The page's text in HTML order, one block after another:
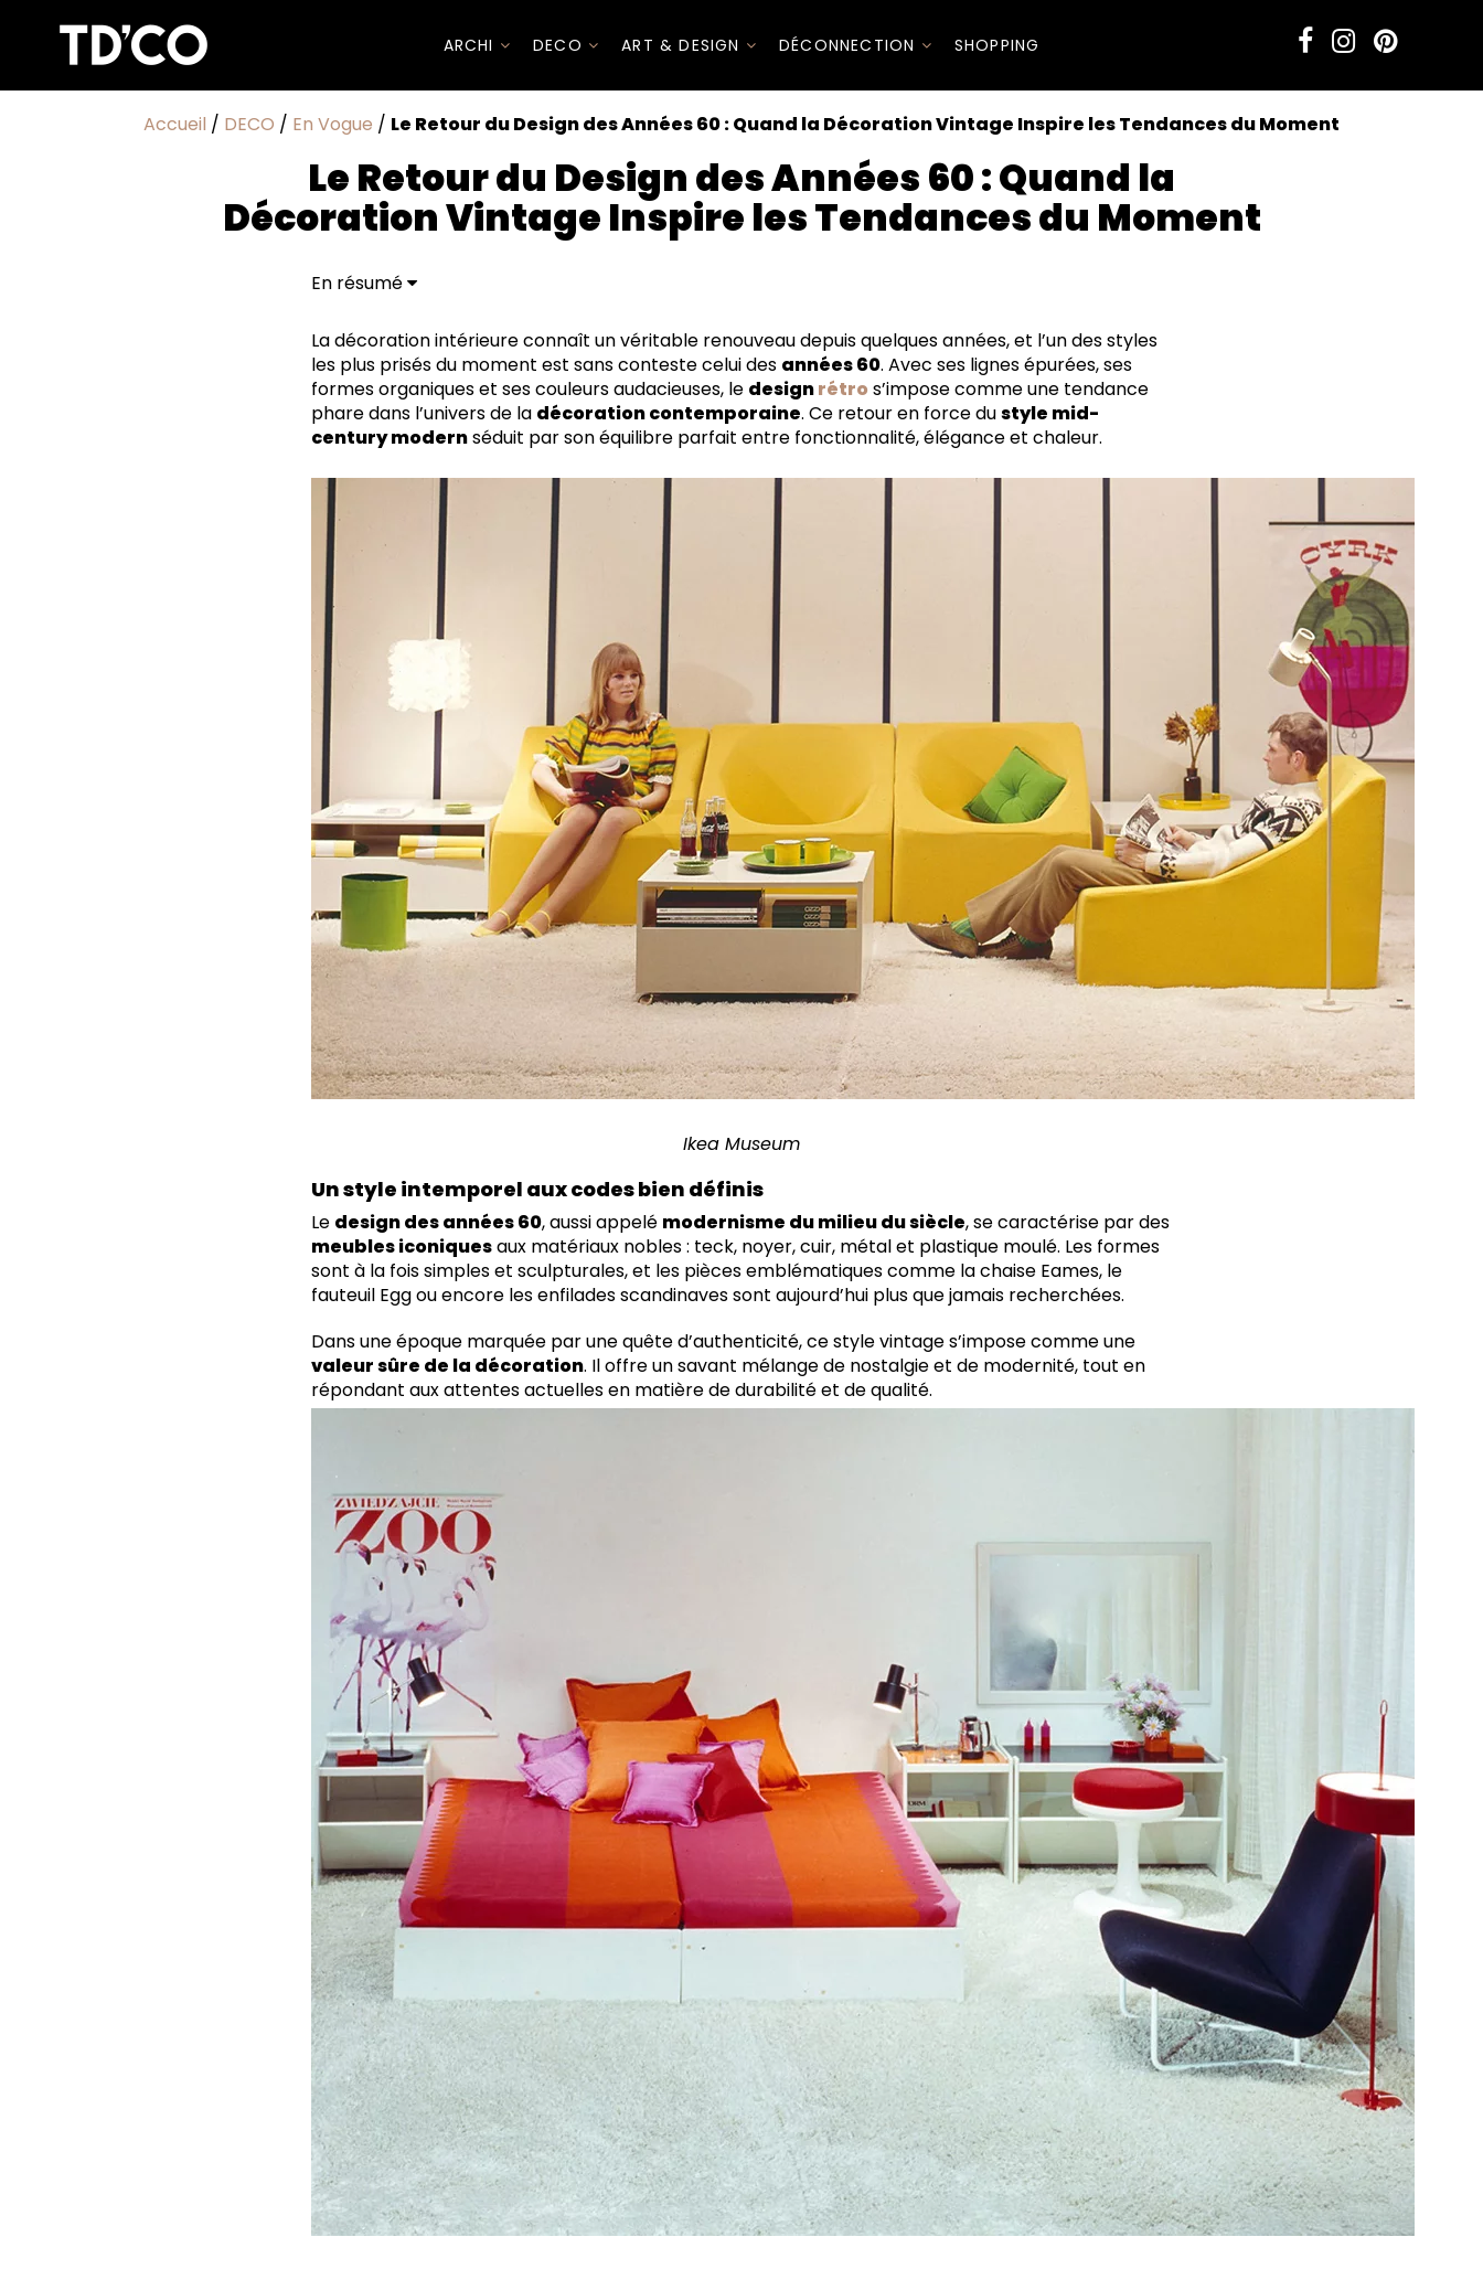
ARCHI DECO ART & DESIGN DÉCONNECTION SHOPPING
Accueil / DECO / En Vogue / Le Retour du Design des Années 60 : Quand la Décoration Vintage Inspire les Tendances du Moment
Le Retour du Design des Années 60 : Quand la
Décoration Vintage Inspire les Tendances du Moment
En résumé
La décoration intérieure connaît un véritable renouveau depuis quelques années, et l’un des styles
les plus prisés du moment est sans conteste celui des années 60. Avec ses lignes épurées, ses
formes organiques et ses couleurs audacieuses, le designrétro s’impose comme une tendance
phare dans l’univers de la décoration contemporaine. Ce retour en force dustyle mid-
century modernséduit par son équilibre parfait entre fonctionnalité, élégance et chaleur.
Ikea Museum
Un style intemporel aux codes bien définis
Le design des années 60, aussi appelé modernisme du milieu du siècle, se caractérise par des
meubles iconiquesaux matériaux nobles : teck, noyer, cuir, métal et plastique moulé. Les formes
sont à la fois simples et sculpturales, et les pièces emblématiques comme la chaise Eames, le
fauteuil Egg ou encore les enfilades scandinaves sont aujourd’hui plus que jamais recherchées.
Dans une époque marquée par une quête d’authenticité, ce style vintage s’impose comme une
valeur sûre de la décoration. Il offre un savant mélange de nostalgie et de modernité, tout en
répondant aux attentes actuelles en matière de durabilité et de qualité.